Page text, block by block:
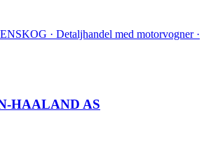
· Detaljhandel med motorvogner ·
HAALAND AS